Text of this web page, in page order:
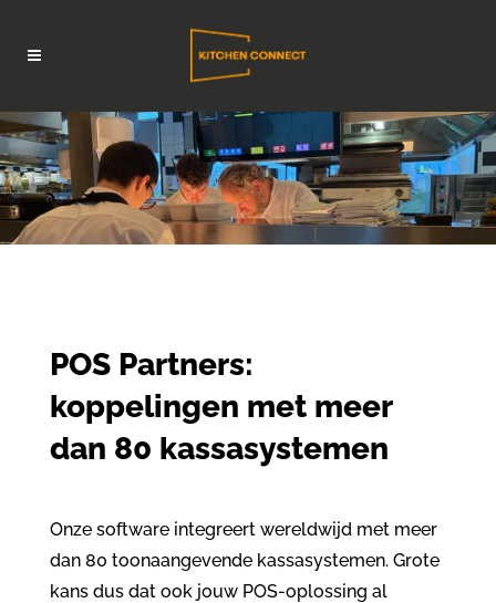
POS Partners:
koppelingen met meer
dan 80 kassasystemen
Onze software integreert wereldwijd met meer
dan 80 toonaangevende kassasystemen. Grote
kans dus dat ook jouw POS-oplossing al